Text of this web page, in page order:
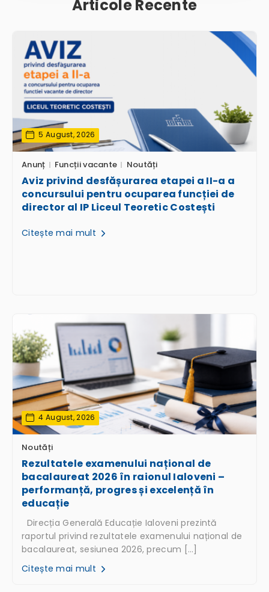
Articole Recente
5 August, 2026
Anunț Funcții vacante Noutăți
Aviz privind desfășurarea etapei a II-a a
concursului pentru ocuparea funcției de
director al IP Liceul Teoretic Costești
Citește mai mult
4 August, 2026
Noutăți
Rezultatele examenului național de
bacalaureat 2026 în raionul Ialoveni –
performanță, progres și excelență în
educație
Direcția Generală Educație Ialoveni prezintă
raportul privind rezultatele examenului național de
bacalaureat, sesiunea 2026, precum […]
Citește mai mult